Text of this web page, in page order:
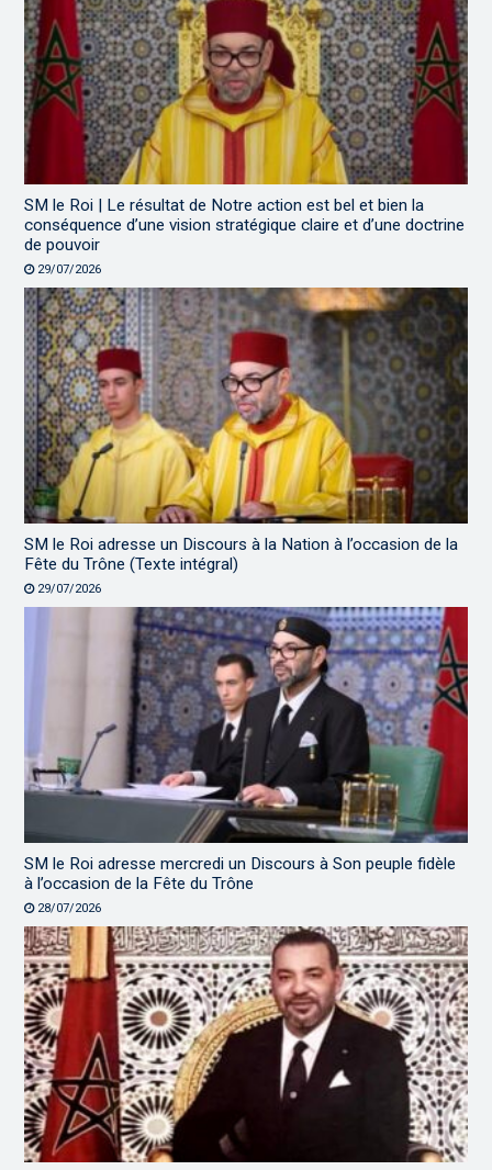
SM le Roi | Le résultat de Notre action est bel et bien la
conséquence d’une vision stratégique claire et d’une doctrine
de pouvoir
29/07/2026
SM le Roi adresse un Discours à la Nation à l’occasion de la
Fête du Trône (Texte intégral)
29/07/2026
SM le Roi adresse mercredi un Discours à Son peuple fidèle
à l’occasion de la Fête du Trône
28/07/2026